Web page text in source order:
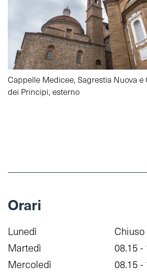
Cappelle Medicee, Sagrestia Nuova e
dei Principi, esterno
Orari
Lunedì
Chiuso
Martedì
08.15 -
Mercoledì
08.15 -